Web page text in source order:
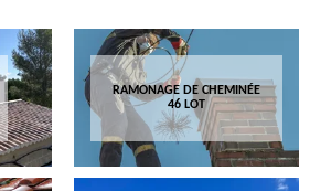
RAMONAGE DE CHEMINÉE
46 LOT